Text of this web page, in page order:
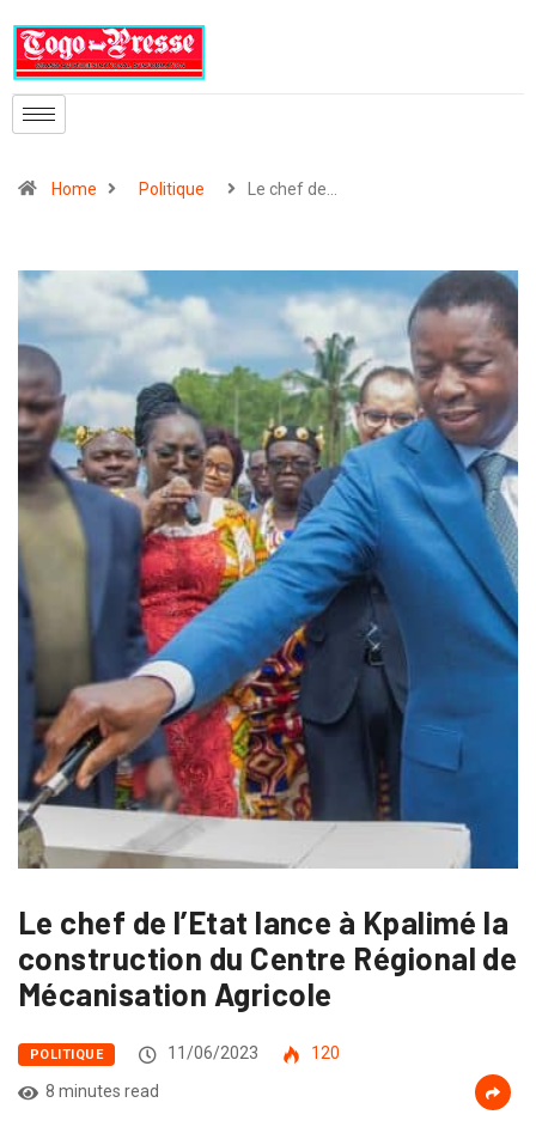
Home Politique Le chef de…
Le chef de l’Etat lance à Kpalimé la
construction du Centre Régional de
Mécanisation Agricole
POLITIQUE 11/06/2023
120
8 minutes read